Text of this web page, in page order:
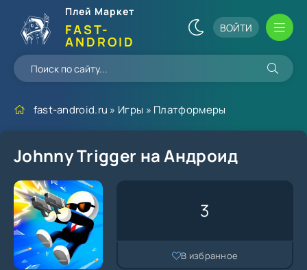
Плей Маркет
FAST-
ANDROID
ВОЙТИ
fast-android.ru » Игры » Платформеры
Johnny Trigger на Андроид
3
В избранное